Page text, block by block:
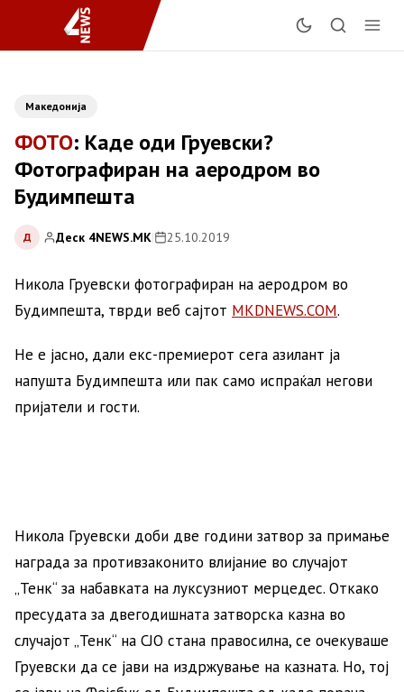
Македонија
ФОТО: Каде оди Груевски?
Фотографиран на аеродром во
Будимпешта
Д Деск 4NEWS.MK| 25.10.2019
Никола Груевски фотографиран на аеродром во
Будимпешта, тврди веб сајтот MKDNEWS.COM.
Не е јасно, дали екс-премиерот сега азилант ја
напушта Будимпешта или пак само испраќал негови
пријатели и гости.
Никола Груевски доби две години затвор за примање
награда за противзаконито влијание во случајот
„Тенк“ за набавката на луксузниот мерцедес. Откако
пресудата за двегодишната затворска казна во
случајот „Тенк“ на СЈО стана правосилна, се очекуваше
Груевски да се јави на издржување на казната. Но, тој